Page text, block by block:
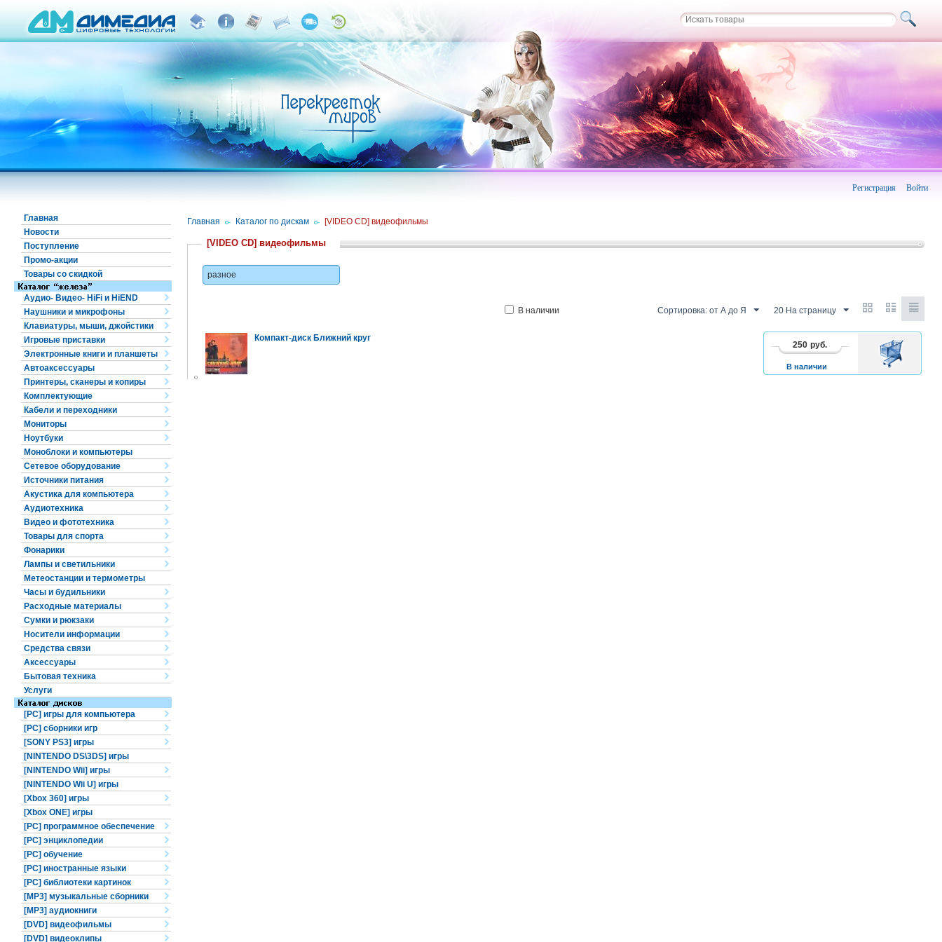
Войти
Регистрация
Главная
Новости
Поступление
Промо-акции
Товары со скидкой
Аудио- Видео- HiFi и HiEND
Наушники и микрофоны
Клавиатуры, мыши, джойстики
Игровые приставки
Электронные книги и планшеты
Автоаксессуары
Принтеры, сканеры и копиры
Комплектующие
Кабели и переходники
Мониторы
Ноутбуки
Моноблоки и компьютеры
Сетевое оборудование
Источники питания
Акустика для компьютера
Аудиотехника
Видео и фототехника
Товары для спорта
Фонарики
Лампы и светильники
Метеостанции и термометры
Часы и будильники
Расходные материалы
Сумки и рюкзаки
Носители информации
Средства связи
Аксессуары
Бытовая техника
Услуги
[PC] игры для компьютера
[PC] сборники игр
[SONY PS3] игры
[NINTENDO DS\3DS] игры
[NINTENDO Wii] игры
[NINTENDO Wii U] игры
[Xbox 360] игры
[Xbox ONE] игры
[PC] программное обеспечение
[PC] энциклопедии
[PC] обучение
[PC] иностранные языки
[PC] библиотеки картинок
[MP3] музыкальные сборники
[MP3] аудиокниги
[DVD] видеофильмы
[DVD] видеоклипы
Главная / Каталог по дискам / [VIDEO CD] видеофильмы
В наличии
[VIDEO CD] видеофильмы
разное
Сортировка: от А до Я 20 На страницу
Компакт-диск Ближний круг
250 руб.
В наличии
В
КОРЗИНУ